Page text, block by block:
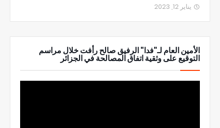
يناير 12, 2023
الأمين العام لـ"فدا" الرفيق صالح رأفت خلال مراسم
التوقيع على وثقية اتفاق المصالحة في الجزائر